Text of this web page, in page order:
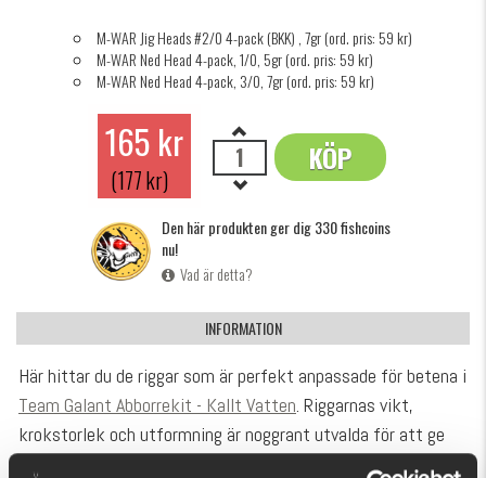
M-WAR Jig Heads #2/0 4-pack (BKK) , 7gr (ord. pris: 59 kr)
M-WAR Ned Head 4-pack, 1/0, 5gr (ord. pris: 59 kr)
M-WAR Ned Head 4-pack, 3/0, 7gr (ord. pris: 59 kr)
165 kr
(177 kr)
KÖP
OK
Den här produkten ger dig 330 fishcoins
nu!
Vad är detta?
INFORMATION
Här hittar du de riggar som är perfekt anpassade för betena i
Team Galant Abborrekit - Kallt Vatten . Riggarnas vikt,
krokstorlek och utformning är noggrant utvalda för att ge
optimal gång och krokning på just dessa jiggar – särskilt vid